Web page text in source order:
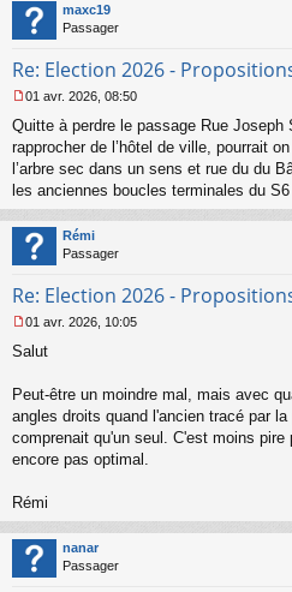
n
o
l
u
maxc19
Passager
Re: Election 2026 -
e
s
s
g
n
o
l
u
01 avr. 2026, 08:50
Quitte à perdre le passage Rue
rapprocher de l’hôtel de ville, pourrait
l’arbre sec dans un sens et rue du du
les anciennes boucles terminales du
Rémi
Passager
Re: Election 2026 -
e
s
g
e
n
n
u
01 avr. 2026, 10:05
Salut
Peut-être un moindre mal, mais avec
angles droits quand l'ancien tracé par
comprenait qu'un seul. C'est moins
encore pas optimal.
Rémi
nanar
Passager